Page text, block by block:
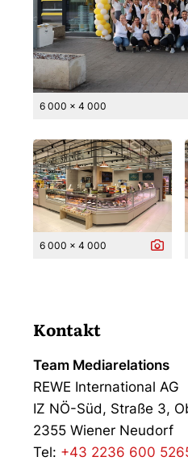
6 000 x 4 000
6 000 x 4 000
Kontakt
Team Mediarelations
REWE International AG
IZ NÖ-Süd, Straße 3,
2355 Wiener Neudorf
Tel: +43 2236 600